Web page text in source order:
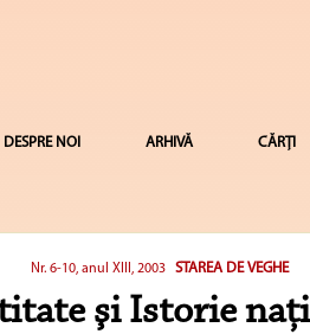
DESPRE NOI ARHIVĂ CĂRȚI
Nr. 6-10, anul XIII, 2003 STAREA DE VEGHE
şi Istorie